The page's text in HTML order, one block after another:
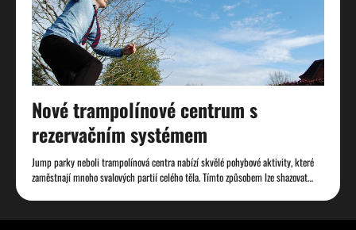
Nové trampolínové centrum s
rezervačním systémem
Jump parky neboli trampolínová centra nabízí skvělé pohybové aktivity, které
zaměstnají mnoho svalových partií celého těla. Tímto způsobem lze shazovat…